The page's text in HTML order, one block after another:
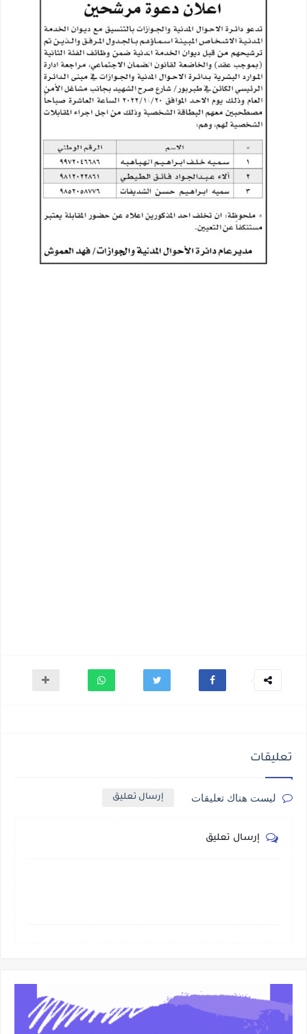
تعليقات
ليست هناك تعليقات إرسال تعليق
إرسال تعليق